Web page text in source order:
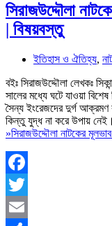
সিরাজউদ্দৌলা
| বিষয়বস্তু
ইতিহাস ও ঐতিহ্য,
বইঃ সিরাজউদ্দৌলা লেখকঃ
সালের মধ্যে ঘটে যাওয়া
সৈন্য ইংরেজদের দুর্গ আক্রমণ
কিন্তু যুদ্ধ না করে উপায়
»সিরাজউদ্দৌলা নাটকের
Facebook
Twitter